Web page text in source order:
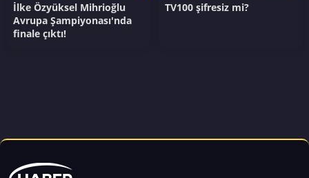
İlke Özyüksel Mihrioğlu
Avrupa Şampiyonası'nda
finale çıktı!
TV100 şifresiz mi?